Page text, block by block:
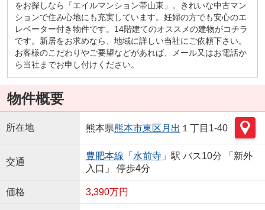
をお探しなら「エイルマンション帯山東」。きれいな中古マン
ションで住み心地にも充実しています。妊婦の方でも安心のエ
レベーター付き物件です。14階建てのオススメの建物がコチラ
です。新居をお求めなら、地域に詳しい当社にご依頼下さい。
お客様のこだわりやご要望などがあれば、メール又はお電話か
ら当社までお申し付けください。
物件概要
所在地 熊本県熊本市東区 月出 １丁目1-40
交通
豊肥本線 「 水前寺」駅 バス10分 「新外
入口」 停歩4分
価格 3,390万円